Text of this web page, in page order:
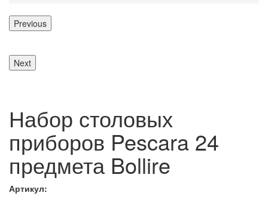
Previous
Next
Набор столовых
приборов Pescara 24
предмета Bollire
Артикул: